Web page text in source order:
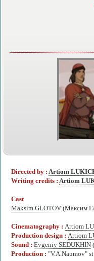
Directed by : Artiom
Writing credits : Artiom
Cast
Maksim GLOTOV (Максим
Cinematography : Artiom
Production design : Artiom
Sound : Evgeniy SEDUKHIN
Production : "V.A.Naumov"